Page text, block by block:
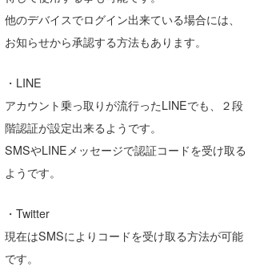
他のデバイスでログイン出来ている場合には、
お知らせから承認する方法もあります。
・LINE
アカウント乗っ取りが流行ったLINEでも、２段
階認証が設定出来るようです。
SMSやLINEメッセージで認証コードを受け取る
ようです。
・Twitter
現在はSMSによりコードを受け取る方法が可能
です。
wanda
予報士 hiro.
banpaku
chappy